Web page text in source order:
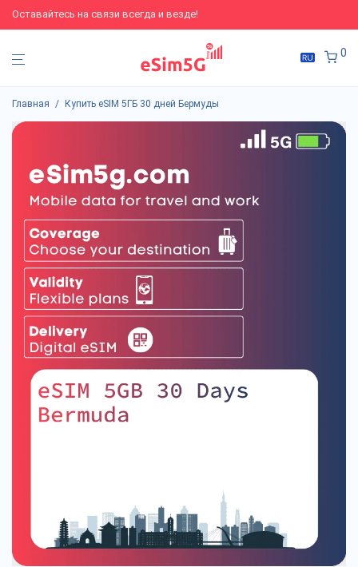
Оставайтесь на связи всегда и везде!
0
Главная / Купить eSIM 5ГБ 30 дней Бермуды